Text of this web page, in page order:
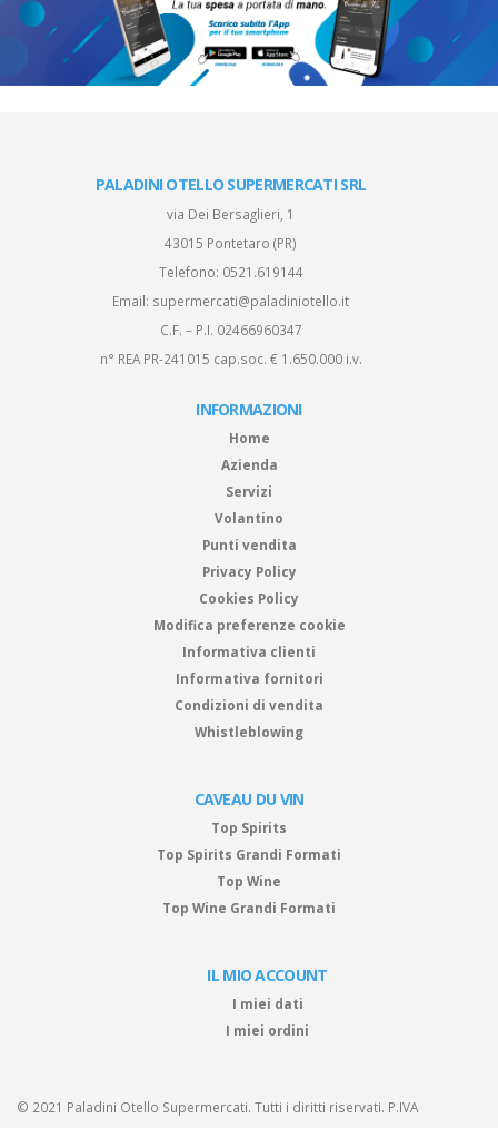
PALADINI OTELLO SUPERMERCATI SRL
via Dei Bersaglieri, 1
43015 Pontetaro (PR)
Telefono: 0521.619144
Email: supermercati@paladiniotello.it
C.F. – P.I. 02466960347
n° REA PR-241015 cap.soc. € 1.650.000 i.v.
INFORMAZIONI
Home
Azienda
Servizi
Volantino
Punti vendita
Privacy Policy
Cookies Policy
Modifica preferenze cookie
Informativa clienti
Informativa fornitori
Condizioni di vendita
Whistleblowing
CAVEAU DU VIN
Top Spirits
Top Spirits Grandi Formati
Top Wine
Top Wine Grandi Formati
IL MIO ACCOUNT
I miei dati
I miei ordini
© 2021 Paladini Otello Supermercati. Tutti i diritti riservati. P.IVA